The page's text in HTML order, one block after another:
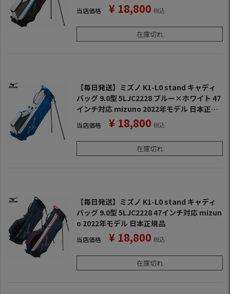
当店価格 ¥ 18,800 税込
在庫切れ
【毎日発送】ミズノ K1-L0 stand キャディ
バッグ 9.0型 5LJC2228 ブルー×ホワイト 47
インチ対応 mizuno 2022年モデル 日本正規
当店価格 ¥ 18,800 税込
在庫切れ
【毎日発送】ミズノ K1-L0 stand キャディ
バッグ 9.0型 5LJC2228 47インチ対応 mizun
o 2022年モデル 日本正規品
当店価格 ¥ 18,800 税込
在庫切れ